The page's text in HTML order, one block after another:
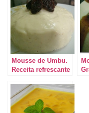
Mousse de Umbu.
Receita refrescante